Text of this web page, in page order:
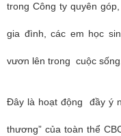
trong Công ty quyên
gia đình, các em học
vươn lên trong cuộc
Đây là hoạt động đầy ý
thương” của toàn thể